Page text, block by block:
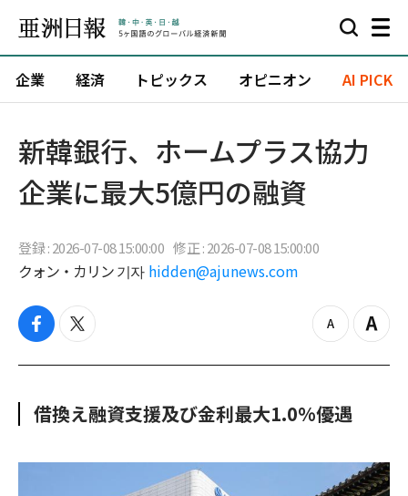
企業 経済 トピックス オピニオン AI PICK
新韓銀行、ホームプラス協力
企業に最大5億円の融資
登録 : 2026-07-08 15:00:00 修正 : 2026-07-08 15:00:00
クォン・カリン 기자 hidden@ajunews.com
f
c
b
o
t
i
e
z
o
u
Z
o
借換え融資支援及び金利最大1.0%優遇